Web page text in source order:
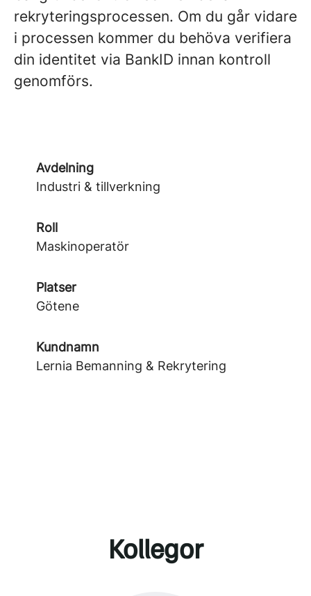
rekryteringsprocessen. Om du går vidare
i processen kommer du behöva verifiera
din identitet via BankID innan kontroll
genomförs.
Avdelning
Industri & tillverkning
Roll
Maskinoperatör
Platser
Götene
Kundnamn
Lernia Bemanning & Rekrytering
Kollegor